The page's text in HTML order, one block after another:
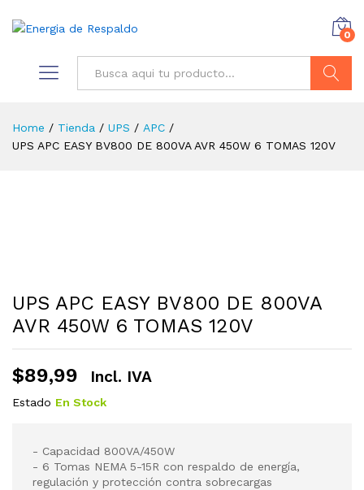
0
Home / Tienda / UPS / APC /
UPS APC EASY BV800 DE 800VA AVR 450W 6 TOMAS 120V
UPS APC EASY BV800 DE 800VA
AVR 450W 6 TOMAS 120V
$89,99 Incl. IVA
Estado En Stock
- Capacidad 800VA/450W
- 6 Tomas NEMA 5-15R con respaldo de energía,
regulación y protección contra sobrecargas